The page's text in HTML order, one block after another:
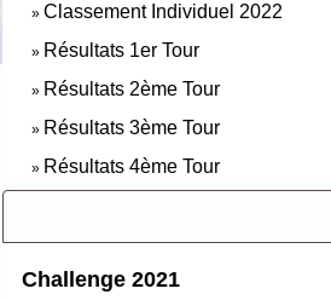
» Classement Individuel 2022
» Résultats 1er Tour
» Résultats 2ème Tour
» Résultats 3ème Tour
» Résultats 4ème Tour
Challenge 2021